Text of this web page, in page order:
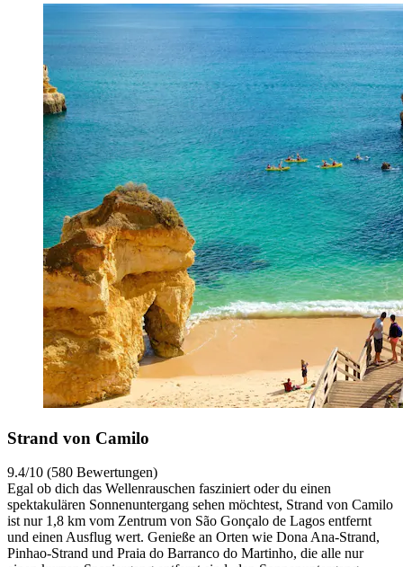
Strand von Camilo
9.4/10 (580 Bewertungen)
Egal ob dich das Wellenrauschen fasziniert oder du einen
spektakulären Sonnenuntergang sehen möchtest, Strand von Camilo
ist nur 1,8 km vom Zentrum von São Gonçalo de Lagos entfernt
und einen Ausflug wert. Genieße an Orten wie Dona Ana-Strand,
Pinhao-Strand und Praia do Barranco do Martinho, die alle nur